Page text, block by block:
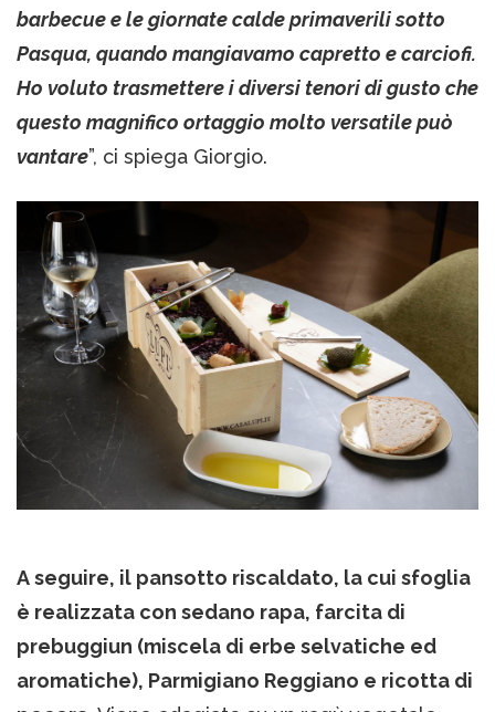
barbecue e le giornate calde primaverili sotto
Pasqua, quando mangiavamo capretto e carciofi.
Ho voluto trasmettere i diversi tenori di gusto che
questo magnifico ortaggio molto versatile può
vantare”, ci spiega Giorgio.
A seguire, il pansotto riscaldato, la cui sfoglia
è realizzata con sedano rapa, farcita di
prebuggiun (miscela di erbe selvatiche ed
aromatiche), Parmigiano Reggiano e ricotta di